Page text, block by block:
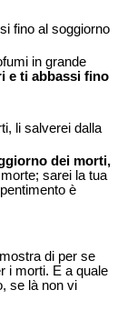
fino al soggiorno
in grande
e ti abbassi fino
li salverei dalla
dei morti,
sarei la tua
è
di per se
i morti. E a quale
se là non vi